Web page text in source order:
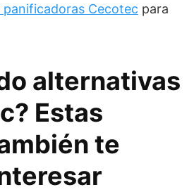
Cecotec para
alternativas
Estas
te